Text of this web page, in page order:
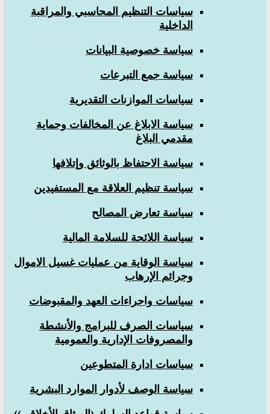
سياسات التنظيم المحاسبي والمراقبة
الداخلية
سياسة خصوصية البيانات
سياسة جمع التبرعات
سياسات الموازنات التقديرية
سياسة الابلاغ عن المخالفات وحماية
مقدمي البلاغ
سياسة الاحتفاظ بالوثائق وإتلافها
سياسة تنظيم العلاقة مع المستفيدين
سياسة تعارض المصالح
سياسة اللائحة للسلامة المالية
سياسة الوقاية من عمليات غسيل الاموال
وجرائم الإرهاب
سياسات واجراءات العهد والمقبوضات
سياسات الصرف للبرامج والأنشطة
والمصروفات الإدارية والعمومية
سياسات ادارة المتطوعين
سياسة الوصف لأدوار الموارد البشرية